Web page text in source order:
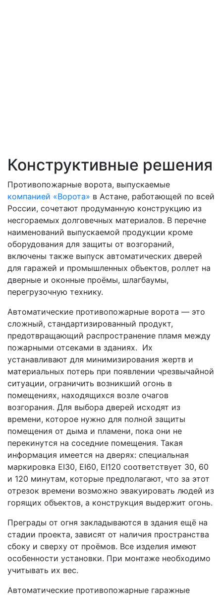
Конструктивные решения
Противопожарные ворота, выпускаемые
компанией «Ворота» в Астане, работающей по всей
России, сочетают продуманную конструкцию из
несгораемых долговечных материалов. В перечне
наименований выпускаемой продукции кроме
оборудования для защиты от возгораний,
включены также выпуск автоматических дверей
для гаражей и промышленных объектов, роллет на
дверные и оконные проёмы, шлагбаумы,
перегрузочную технику.
Автоматические противопожарные ворота — это
сложный, стандартизированный продукт,
предотвращающий распространение пламя между
пожарными отсеками в зданиях. Их
устанавливают для минимизирования жертв и
материальных потерь при появлении чрезвычайной
ситуации, ограничить возникший огонь в
помещениях, находящихся возле очагов
возгорания. Для выбора дверей исходят из
времени, которое нужно для полной защиты
помещения от дыма и пламени, пока они не
перекинутся на соседние помещения. Такая
информация имеется на дверях: специальная
маркировка EI30, EI60, EI120 соответствует 30, 60
и 120 минутам, которые предполагают, что за этот
отрезок времени возможно эвакуировать людей из
горящих объектов, а конструкция выдержит огонь.
Преграды от огня закладываются в здания ещё на
стадии проекта, зависят от наличия пространства
сбоку и сверху от проёмов. Все изделия имеют
особенности установки. При монтаже необходимо
учитывать их вес.
Автоматические противопожарные гаражные